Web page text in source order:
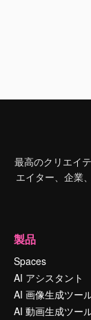
最高のクリエイ
エイター、企業
製品
Spaces
AI アシスタント
AI 画像生成ツー
AI 動画生成ツー